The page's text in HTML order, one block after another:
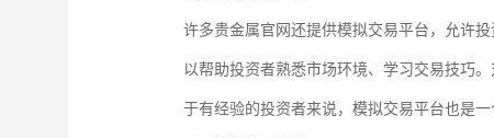
许多贵金属官网还提供模拟交易平台，允许
以帮助投资者熟悉市场环境、学习交易技巧
于有经验的投资者来说，模拟交易平台也是